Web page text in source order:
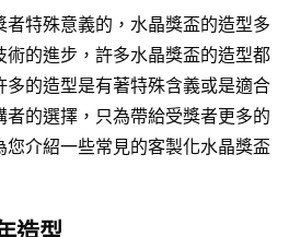
特殊意義的，水晶獎盃的造型多
術的進步，許多水晶獎盃的造型都
的造型是有著特殊含義或是適合
的選擇，只為帶給受獎者更多的
介紹一些常見的客製化水晶獎盃